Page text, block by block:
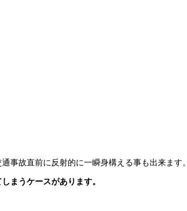
事故直前に反射的に一瞬身構える事も出来ます。
まうケースがあります。